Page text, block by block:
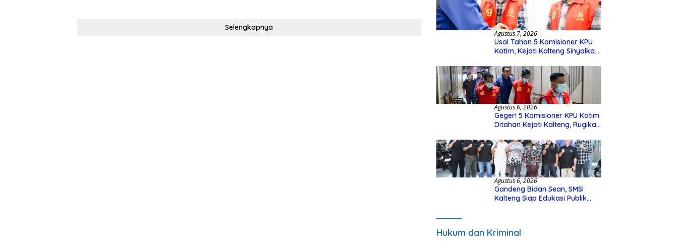
Selengkapnya
Agustus 7, 2026
Usai Tahan 5 Komisioner KPU
Kotim, Kejati Kalteng Sinyalkan
Hibah Rp40 Miliar
Agustus 6, 2026
Geger! 5 Komisioner KPU Kotim
Ditahan Kejati Kalteng, Rugikan
Hibah Rp40 Miliar
Agustus 6, 2026
Gandeng Bidan Sean, SMSI
Kalteng Siap Edukasi Publik
Hukum dan Kriminal